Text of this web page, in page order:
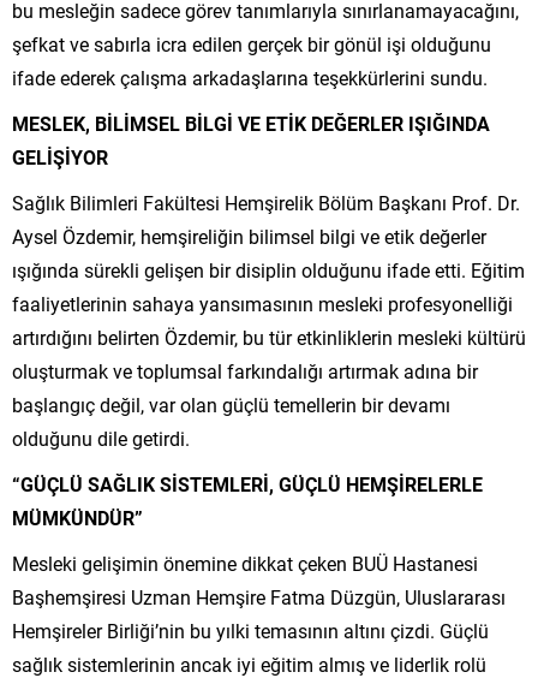
bu mesleğin sadece görev tanımlarıyla sınırlanamayacağını,
şefkat ve sabırla icra edilen gerçek bir gönül işi olduğunu
ifade ederek çalışma arkadaşlarına teşekkürlerini sundu.
MESLEK, BİLİMSEL BİLGİ VE ETİK DEĞERLER IŞIĞINDA
GELİŞİYOR
Sağlık Bilimleri Fakültesi Hemşirelik Bölüm Başkanı Prof. Dr.
Aysel Özdemir, hemşireliğin bilimsel bilgi ve etik değerler
ışığında sürekli gelişen bir disiplin olduğunu ifade etti. Eğitim
faaliyetlerinin sahaya yansımasının mesleki profesyonelliği
artırdığını belirten Özdemir, bu tür etkinliklerin mesleki kültürü
oluşturmak ve toplumsal farkındalığı artırmak adına bir
başlangıç değil, var olan güçlü temellerin bir devamı
olduğunu dile getirdi.
“GÜÇLÜ SAĞLIK SİSTEMLERİ, GÜÇLÜ HEMŞİRELERLE
MÜMKÜNDÜR”
Mesleki gelişimin önemine dikkat çeken BUÜ Hastanesi
Başhemşiresi Uzman Hemşire Fatma Düzgün, Uluslararası
Hemşireler Birliği’nin bu yılki temasının altını çizdi. Güçlü
sağlık sistemlerinin ancak iyi eğitim almış ve liderlik rolü